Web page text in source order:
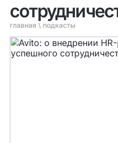
главная \ подкасты